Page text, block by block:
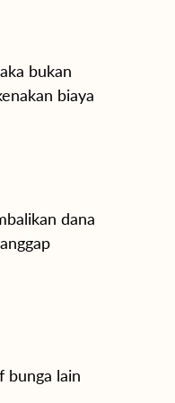
bukan
biaya
dana
bunga lain